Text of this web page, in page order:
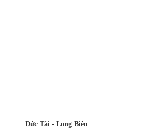
Đức Tài - Long Biên